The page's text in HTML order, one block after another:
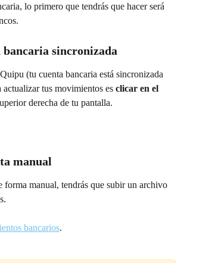
lo primero que tendrás que hacer será
sincronizada
(tu cuenta bancaria está sincronizada
tus movimientos es clicar en el
derecha de tu pantalla.
manual
forma manual, tendrás que subir un archivo
bancarios.